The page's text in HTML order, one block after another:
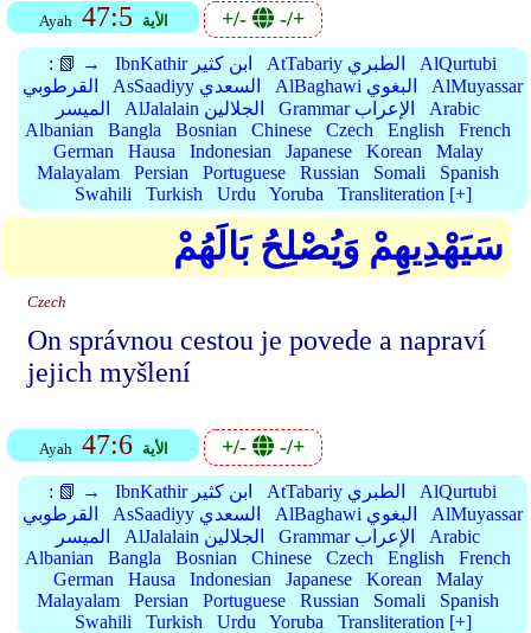
Ayah 47:5 الأية +/- -/+
: 📗 → IbnKathir ابن كثير AtTabariy الطبري
AlQurtubi
القرطوبي
AsSaadiyy السعدي AlBaghawi البغوي
AlMuyassar
الميسر
AlJalalain الجلالين Grammar الإعراب
Arabic
Albanian
Bangla Bosnian Chinese Czech English
French
German
Hausa Indonesian Japanese Korean
Malay
Malayalam
Persian Portuguese Russian Somali
Spanish
Swahili
Turkish Urdu Yoruba Transliteration [+]
سَيَهْدِيهِمْ وَيُصْلِحُ بَالَهُمْ
Czech
On správnou cestou je povede a napraví
jejich myšlení
Ayah 47:6 الأية +/- -/+
: 📗 → IbnKathir ابن كثير AtTabariy الطبري
AlQurtubi
القرطوبي
AsSaadiyy السعدي AlBaghawi البغوي
AlMuyassar
الميسر
AlJalalain الجلالين Grammar الإعراب
Arabic
Albanian
Bangla Bosnian Chinese Czech English
French
German
Hausa Indonesian Japanese Korean
Malay
Malayalam
Persian Portuguese Russian Somali
Spanish
Swahili
Turkish Urdu Yoruba Transliteration [+]